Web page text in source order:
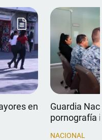
en
Guardia
pornografía
NACIONAL